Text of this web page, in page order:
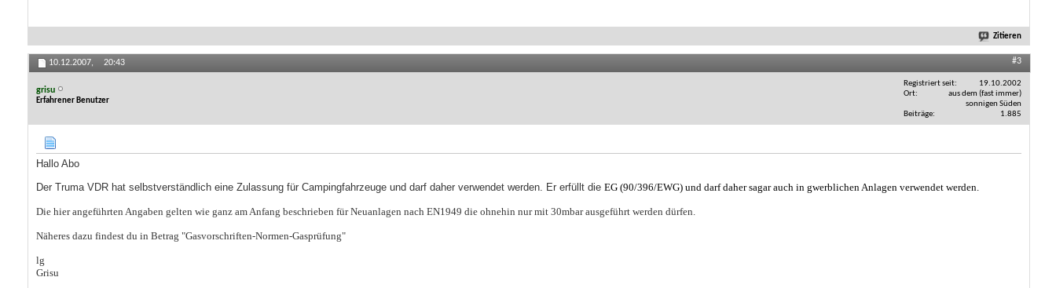
Zitieren
10.12.2007, 20:43 #3
grisu
Erfahrener Benutzer
Registriert seit
19.10.2002
Ort
aus dem (fast immer)
sonnigen Süden
Beiträge
1.885
Hallo Abo
Der Truma VDR hat selbstverständlich eine Zulassung für Campingfahrzeuge und darf daher verwendet werden. Er erfüllt die EG (90/396/EWG) und darf daher sagar auch in gwerblichen Anlagen verwendet werden.
Die hier angeführten Angaben gelten wie ganz am Anfang beschrieben für Neuanlagen nach EN1949 die ohnehin nur mit 30mbar ausgeführt werden dürfen.
Näheres dazu findest du in Betrag "Gasvorschriften-Normen-Gasprüfung"
lg
Grisu